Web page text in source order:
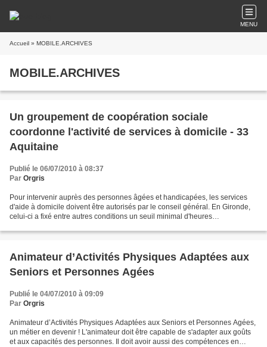
MENU
Accueil » MOBILE.ARCHIVES
MOBILE.ARCHIVES
Un groupement de coopération sociale
coordonne l'activité de services à domicile - 33
Aquitaine
Publié le 06/07/2010 à 08:37
Par Orgris
Pour intervenir auprès des personnes âgées et handicapées, les services
d'aide à domicile doivent être autorisés par le conseil général. En Gironde,
celui-ci a fixé entre autres conditions un seuil minimal d'heures
Animateur d’Activités Physiques Adaptées aux
Seniors et Personnes Agées
Publié le 04/07/2010 à 09:09
Par Orgris
Animateur d’Activités Physiques Adaptées aux Seniors et Personnes Agées,
un métier en devenir ! L'animateur doit être capable de s'adapter aux goûts
et aux capacités des personnes. Il doit avoir aussi des compétences en